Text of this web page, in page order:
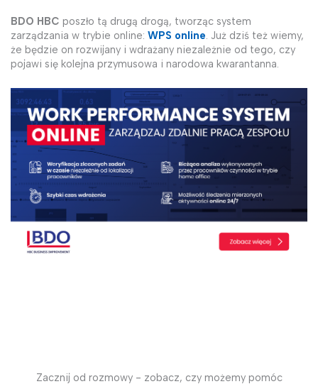
BDO HBC poszło tą drugą drogą, tworząc system
zarządzania w trybie online: WPS online. Już dziś też wiemy,
że będzie on rozwijany i wdrażany niezależnie od tego, czy
pojawi się kolejna przymusowa i narodowa kwarantanna.
Zacznij od rozmowy - zobacz, czy możemy pomóc